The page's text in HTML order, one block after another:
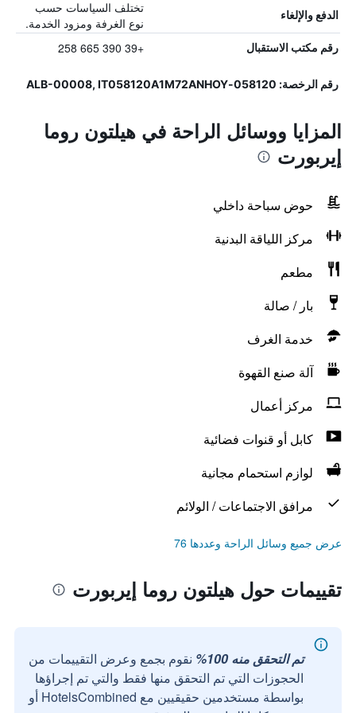
الدفع والإلغاء
تختلف السياسات حسب
نوع الغرفة ومزود الخدمة.
رقم مكتب الاستقبال +39 390 665 258
رقم الرخصة: 058120-ALB-00008, IT058120A1M72ANHOY
المزايا ووسائل الراحة في هيلتون روما
إيربورت
حوض سباحة داخلي
مركز اللياقة البدنية
مطعم
بار / صالة
خدمة الغرف
آلة صنع القهوة
مركز أعمال
كابل أو قنوات فضائية
لوازم استحمام مجانية
مرافق الاجتماعات / الولائم
عرض جميع وسائل الراحة وعددها 76
تقييمات حول هيلتون روما إيربورت
تم التحقق منه 100%
نقوم بجمع وعرض التقييمات من
الحجوزات التي تم التحقق منها فقط والتي تم إجراؤها
بواسطة مستخدمين حقيقيين مع HotelsCombined أو